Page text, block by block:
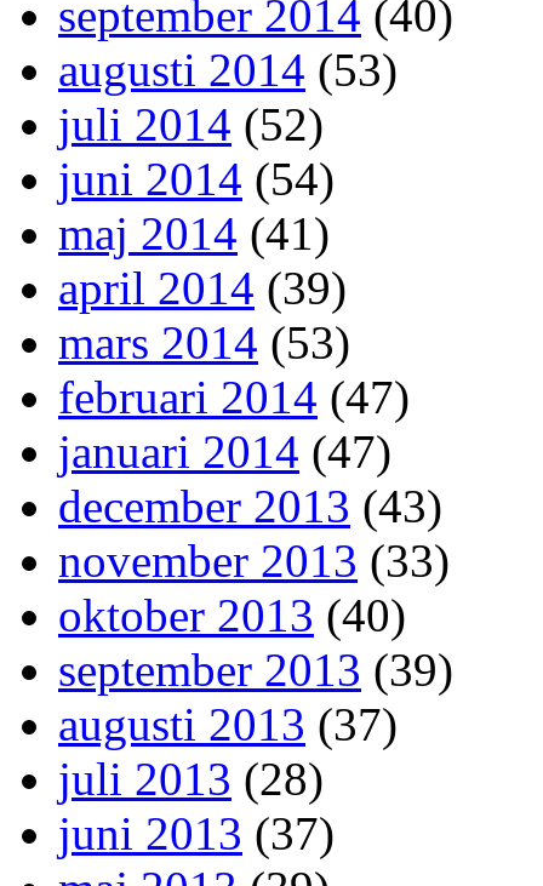
september 2014 (40)
augusti 2014 (53)
juli 2014 (52)
juni 2014 (54)
maj 2014 (41)
april 2014 (39)
mars 2014 (53)
februari 2014 (47)
januari 2014 (47)
december 2013 (43)
november 2013 (33)
oktober 2013 (40)
september 2013 (39)
augusti 2013 (37)
juli 2013 (28)
juni 2013 (37)